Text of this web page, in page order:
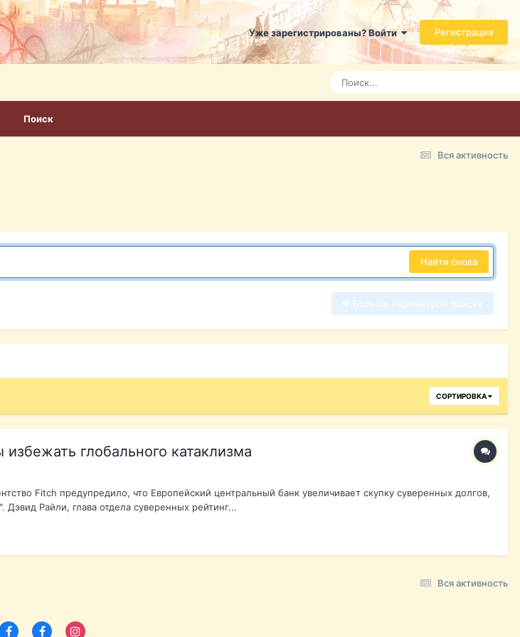
Уже зарегистрированы? Войти Регистрация
Поиск
Вся активность
Найти снова
СОРТИРОВКА
глобального катаклизма
Fitch предупредило, что Европейский центральный банк увеличивает скупку суверенных долгов,
Райли, глава отдела суверенных рейтинг...
Вся активность